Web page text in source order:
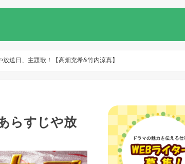
送日、主題歌！【高畑充希&竹内涼真】
らすじや放